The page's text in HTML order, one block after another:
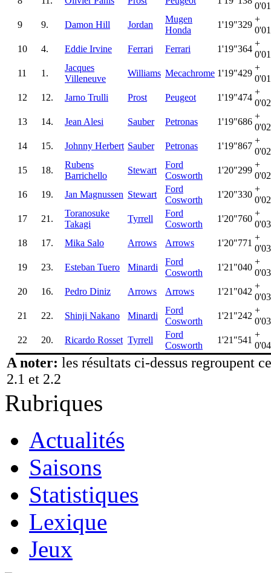
9
9. Damon Hill Jordan
Mugen
Honda
1'19"329
+
10
4. Eddie Irvine Ferrari Ferrari 1'19"364
+
11
1.
Jacques
Villeneuve
Williams Mecachrome 1'19"429
+
12
12. Jarno Trulli Prost Peugeot 1'19"474
+
13
14. Jean Alesi Sauber Petronas 1'19"686
+
14
15. Johnny Herbert Sauber Petronas 1'19"867
+
15
18.
Rubens
Barrichello
Stewart
Ford
Cosworth
1'20"299
+
16
19. Jan Magnussen Stewart
Ford
Cosworth
1'20"330
+
17
21.
Toranosuke
Takagi
Tyrrell
Ford
Cosworth
1'20"760
+
18
17. Mika Salo Arrows Arrows 1'20"771
+
19
23. Esteban Tuero Minardi
Ford
Cosworth
1'21"040
+
20
16. Pedro Diniz Arrows Arrows 1'21"042
+
21
22. Shinji Nakano Minardi
Ford
Cosworth
1'21"242
+
22
20. Ricardo Rosset Tyrrell
Ford
Cosworth
1'21"541
+
A noter: les résultats ci-dessus regroupent
2.1 et 2.2
Rubriques
Actualités
Saisons
Statistiques
Lexique
Jeux